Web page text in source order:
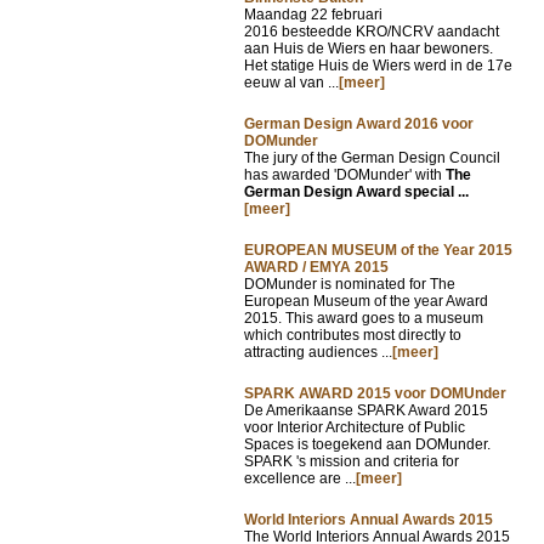
Maandag 22 februari
2016 besteedde KRO/NCRV aandacht
aan Huis de Wiers en haar bewoners.
Het statige Huis de Wiers werd in de 17e
eeuw al van ...[meer]
German Design Award 2016 voor
DOMunder
The jury of the German Design Council
has awarded 'DOMunder' with The
German Design Award special ...
[meer]
EUROPEAN MUSEUM of the Year 2015
AWARD / EMYA 2015
DOMunder is nominated for The
European Museum of the year Award
2015. This award goes to a museum
which contributes most directly to
attracting audiences ...[meer]
SPARK AWARD 2015 voor DOMUnder
De Amerikaanse SPARK Award 2015
voor Interior Architecture of Public
Spaces is toegekend aan DOMunder.
SPARK 's mission and criteria for
excellence are ...[meer]
World Interiors Annual Awards 2015
The World Interiors Annual Awards 2015